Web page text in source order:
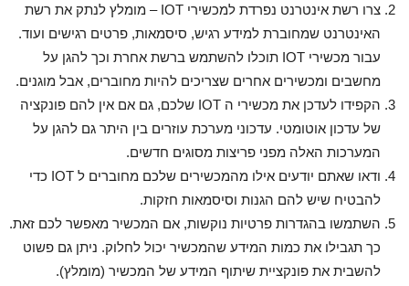
צרו רשת אינטרנט נפרדת למכשירי IOT – מומלץ לנתק את רשת
האינטרנט שמחוברת למידע רגיש, סיסמאות, פרטים רגישים ועוד.
עבור מכשירי IOT תוכלו להשתמש ברשת אחרת וכך להגן על
מחשבים ומכשירים אחרים שצריכים להיות מחוברים, אבל מוגנים.
הקפידו לעדכן את מכשירי ה IOT שלכם, גם אם אין להם פונקציה
של עדכון אוטומטי. עדכוני מערכת עוזרים בין היתר גם להגן על
המערכות האלה מפני פריצות מסוגים חדשים.
ודאו שאתם יודעים אילו מהמכשירים שלכם מחוברים ל IOT כדי
להבטיח שיש להם הגנות וסיסמאות חזקות.
השתמשו בהגדרות פרטיות נוקשות, אם המכשיר מאפשר לכם זאת.
כך תגבילו את כמות המידע שהמכשיר יכול לחלוק. ניתן גם פשוט
להשבית את פונקציית שיתוף המידע של המכשיר (מומלץ).